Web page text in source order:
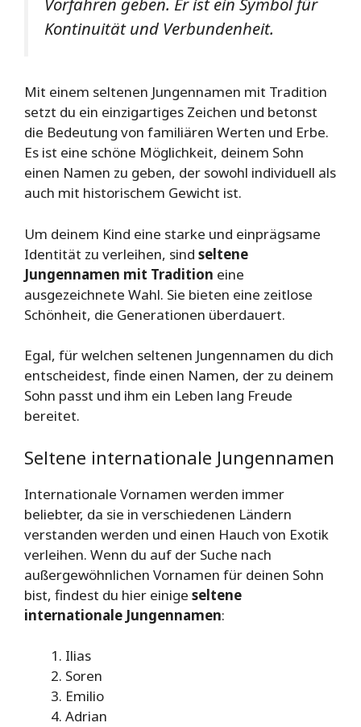
Kontinuität und Verbundenheit.
Mit einem seltenen Jungennamen mit Tradition
setzt du ein einzigartiges Zeichen und betonst
die Bedeutung von familiären Werten und Erbe.
Es ist eine schöne Möglichkeit, deinem Sohn
einen Namen zu geben, der sowohl individuell als
auch mit historischem Gewicht ist.
Um deinem Kind eine starke und einprägsame
Identität zu verleihen, sind seltene
Jungennamen mit Tradition eine
ausgezeichnete Wahl. Sie bieten eine zeitlose
Schönheit, die Generationen überdauert.
Egal, für welchen seltenen Jungennamen du dich
entscheidest, finde einen Namen, der zu deinem
Sohn passt und ihm ein Leben lang Freude
bereitet.
Seltene internationale Jungennamen
Internationale Vornamen werden immer
beliebter, da sie in verschiedenen Ländern
verstanden werden und einen Hauch von Exotik
verleihen. Wenn du auf der Suche nach
außergewöhnlichen Vornamen für deinen Sohn
bist, findest du hier einige seltene
internationale Jungennamen:
Ilias
Soren
Emilio
Adrian